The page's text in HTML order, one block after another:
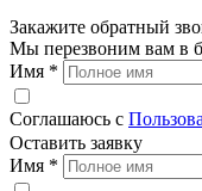
Закажите обратный
Мы перезвоним вам в
Имя *
Соглашаюсь с
Оставить заявку
Имя *